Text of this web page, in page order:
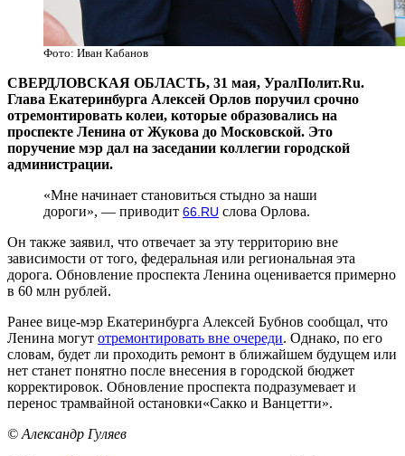
Фото: Иван Кабанов
СВЕРДЛОВСКАЯ ОБЛАСТЬ, 31 мая, УралПолит.Ru.
Глава Екатеринбурга Алексей Орлов поручил срочно
отремонтировать колеи, которые образовались на
проспекте Ленина от Жукова до Московской. Это
поручение мэр дал на заседании коллегии городской
администрации.
«Мне начинает становиться стыдно за наши
дороги», — приводит 66.RU слова Орлова.
Он также заявил, что отвечает за эту территорию вне
зависимости от того, федеральная или региональная эта
дорога. Обновление проспекта Ленина оценивается примерно
в 60 млн рублей.
Ранее вице-мэр Екатеринбурга Алексей Бубнов сообщал, что
Ленина могут отремонтировать вне очереди. Однако, по его
словам, будет ли проходить ремонт в ближайшем будущем или
нет станет понятно после внесения в городской бюджет
корректировок. Обновление проспекта подразумевает и
перенос трамвайной остановки«Сакко и Ванцетти».
© Александр Гуляев